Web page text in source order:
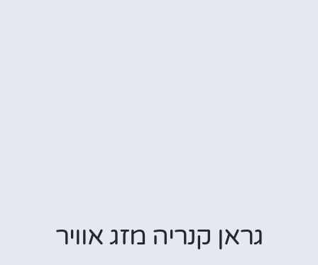
גראן קנריה מזג אוויר